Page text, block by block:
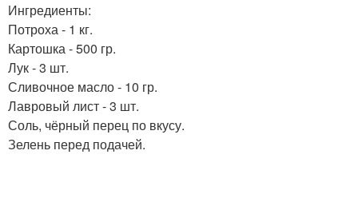
Ингредиенты:
Потроха - 1 кг.
Картошка - 500 гр.
Лук - 3 шт.
Сливочное масло - 10 гр.
Лавровый лист - 3 шт.
Соль, чёрный перец по вкусу.
Зелень перед подачей.